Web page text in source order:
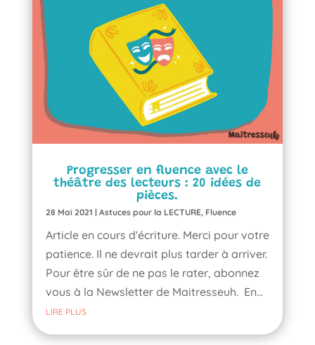
Progresser en fluence avec le
théâtre des lecteurs : 20 idées de
pièces.
28 Mai 2021 | Astuces pour la LECTURE, Fluence
Article en cours d'écriture. Merci pour votre
patience. Il ne devrait plus tarder à arriver.
Pour être sûr de ne pas le rater, abonnez
vous à la Newsletter de Maitresseuh. En...
LIRE PLUS